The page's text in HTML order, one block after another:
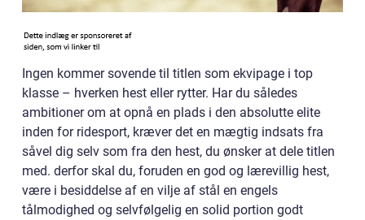
Ingen kommer sovende til titlen som ekvipage i top
klasse – hverken hest eller rytter. Har du således
ambitioner om at opnå en plads i den absolutte elite
inden for ridesport, kræver det en mægtig indsats fra
såvel dig selv som fra den hest, du ønsker at dele titlen
med. derfor skal du, foruden en god og lærevillig hest,
være i besiddelse af en vilje af stål en engels
tålmodighed og selvfølgelig en solid portion godt